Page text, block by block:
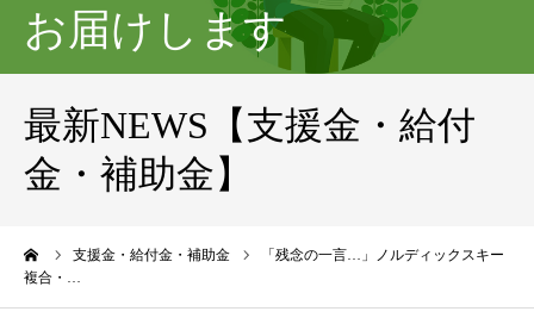
お届けします
最新NEWS【支援金・給付
金・補助金】
支援金・給付金・補助金
「残念の一言…」ノルディックスキー
複合・…